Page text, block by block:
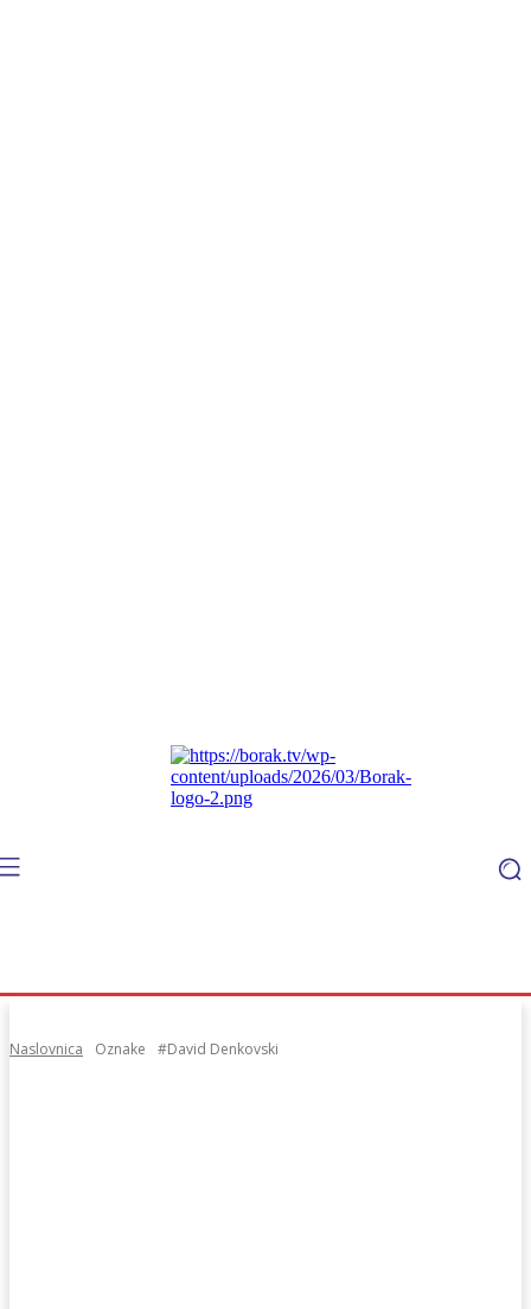
Naslovnica Oznake #David Denkovski